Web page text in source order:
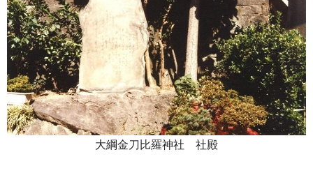
大綱金刀比羅神社 社殿